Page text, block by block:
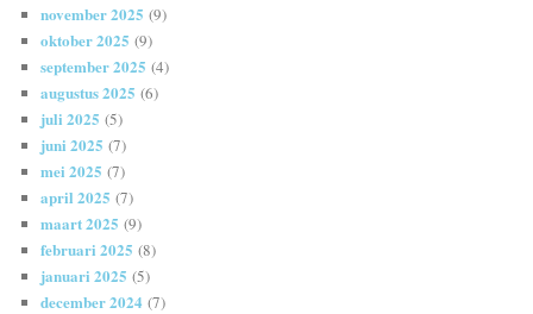
november 2025 (9)
oktober 2025 (9)
september 2025 (4)
augustus 2025 (6)
juli 2025 (5)
juni 2025 (7)
mei 2025 (7)
april 2025 (7)
maart 2025 (9)
februari 2025 (8)
januari 2025 (5)
december 2024 (7)